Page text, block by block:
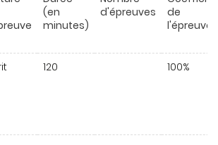
(en
minutes)
d'épreuves
de
l'épreuve
120 100%